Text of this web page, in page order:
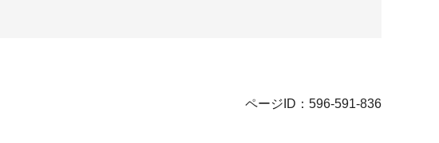
ページID：596-591-836